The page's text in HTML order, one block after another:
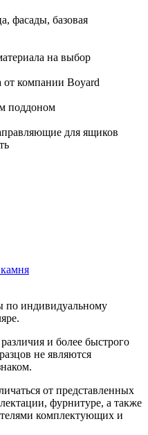
фасады, базовая
на выбор
от компании Boyard
поддоном
для ящиков
по индивидуальному
и более быстрого
не являются
от представленных
фурнитуре, а также
комплектующих и